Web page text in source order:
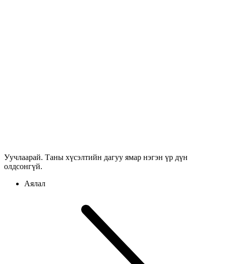
Уучлаарай. Таны хүсэлтийн дагуу ямар нэгэн үр дүн
олдсонгүй.
Аялал